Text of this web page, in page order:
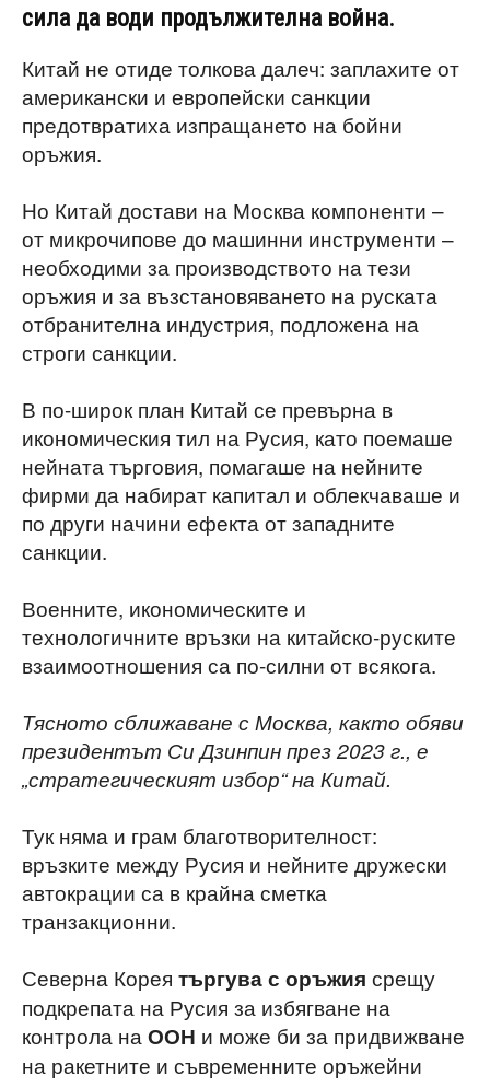
сила да води продължителна война.
Китай не отиде толкова далеч: заплахите от
американски и европейски санкции
предотвратиха изпращането на бойни
оръжия.
Но Китай достави на Москва компоненти –
от микрочипове до машинни инструменти –
необходими за производството на тези
оръжия и за възстановяването на руската
отбранителна индустрия, подложена на
строги санкции.
В по-широк план Китай се превърна в
икономическия тил на Русия, като поемаше
нейната търговия, помагаше на нейните
фирми да набират капитал и облекчаваше и
по други начини ефекта от западните
санкции.
Военните, икономическите и
технологичните връзки на китайско-руските
взаимоотношения са по-силни от всякога.
Тясното сближаване с Москва, както обяви
президентът Си Дзинпин през 2023 г., е
„стратегическият избор“ на Китай.
Тук няма и грам благотворителност:
връзките между Русия и нейните дружески
автокрации са в крайна сметка
транзакционни.
Северна Корея търгува с оръжия срещу
подкрепата на Русия за избягване на
контрола на ООН и може би за придвижване
на ракетните и съвременните оръжейни